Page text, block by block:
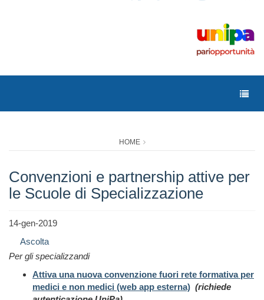
HOME
Convenzioni e partnership attive per
le Scuole di Specializzazione
14-gen-2019
Ascolta
Per gli specializzandi
Attiva una nuova convenzione fuori rete formativa per
medici e non medici (web app esterna) (richiede